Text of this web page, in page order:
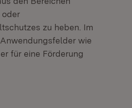
oder
zu heben. Im
wie
für eine Förderung